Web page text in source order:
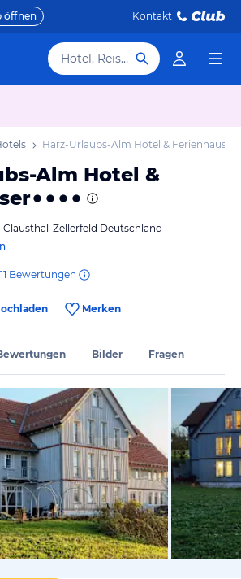
öffnen Kontakt
Hotel, Reiseziel
Harz-Urlaubs-Alm Hotel & Ferienhäuser
Alm Hotel &
Clausthal-Zellerfeld Deutschland
11 Bewertungen
Merken
Bilder Fragen
von